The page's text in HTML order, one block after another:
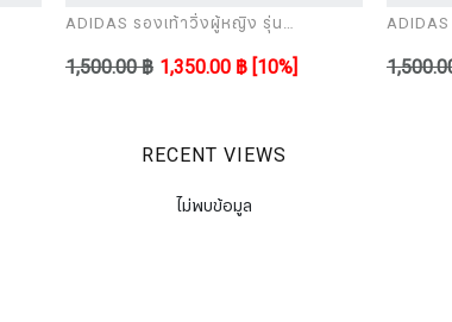
ADIDAS รองเท้าวิ่งผู้หญิง รุ่น
1,500.00 ฿ 1,350.00 ฿ [10%]
RECENT VIEWS
ไม่พบข้อมูล